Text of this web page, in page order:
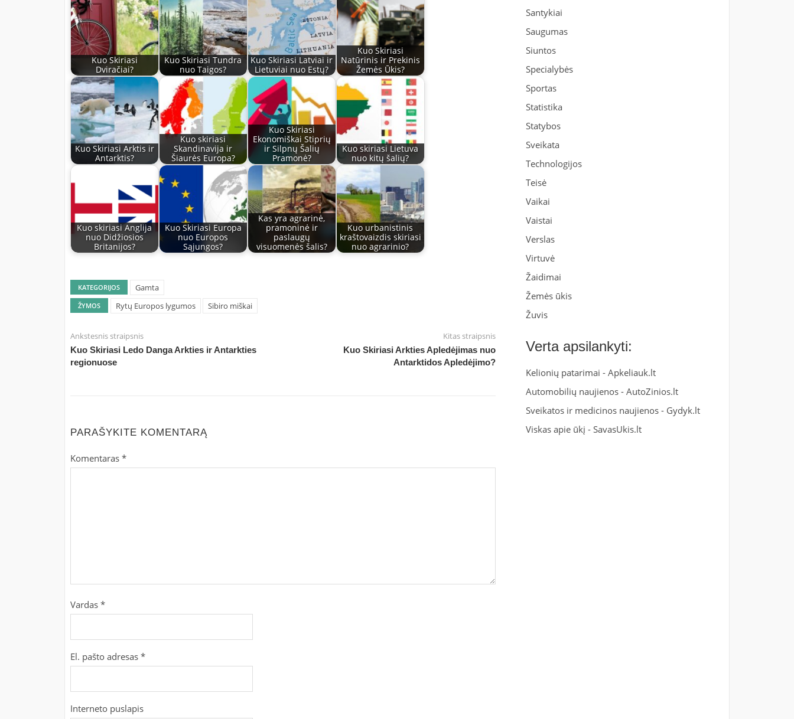
Kuo Skiriasi
Dviračiai?
Kuo Skiriasi Tundra
nuo Taigos?
Kuo Skiriasi Latviai ir
Lietuviai nuo Estų?
Kuo Skiriasi
Natūrinis ir Prekinis
Žemės Ūkis?
Kuo Skiriasi Arktis ir
Antarktis?
Kuo skiriasi
Skandinavija ir
Šiaurės Europa?
Kuo Skiriasi
Ekonomiškai Stiprių
ir Silpnų Šalių
Pramonė?
Kuo skiriasi Lietuva
nuo kitų šalių?
Kuo skiriasi Anglija
nuo Didžiosios
Britanijos?
Kuo Skiriasi Europa
nuo Europos
Sąjungos?
Kas yra agrarinė,
pramoninė ir
paslaugų
visuomenės šalis?
Kuo urbanistinis
kraštovaizdis skiriasi
nuo agrarinio?
KATEGORIJOS Gamta
ŽYMOS Rytų Europos lygumos Sibiro miškai
Ankstesnis straipsnis
Kuo Skiriasi Ledo Danga Arkties ir Antarkties
regionuose
Kitas straipsnis
Kuo Skiriasi Arkties Apledėjimas nuo
Antarktidos Apledėjimo?
PARAŠYKITE KOMENTARĄ
Komentaras *
Vardas *
El. pašto adresas *
Interneto puslapis
Santykiai
Saugumas
Siuntos
Specialybės
Sportas
Statistika
Statybos
Sveikata
Technologijos
Teisė
Vaikai
Vaistai
Verslas
Virtuvė
Žaidimai
Žemės ūkis
Žuvis
Verta apsilankyti:
Kelionių patarimai -Apkeliauk.lt
Automobilių naujienos -AutoZinios.lt
Sveikatos ir medicinos naujienos - Gydyk.lt
Viskas apie ūkį -SavasUkis.lt